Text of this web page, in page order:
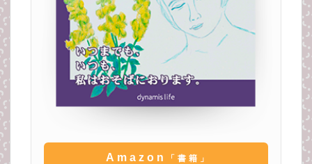
Amazon 「書籍」